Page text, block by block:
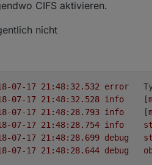
CIFS aktivieren.
nicht
error
info
	[
info
	[
info
debug
debug